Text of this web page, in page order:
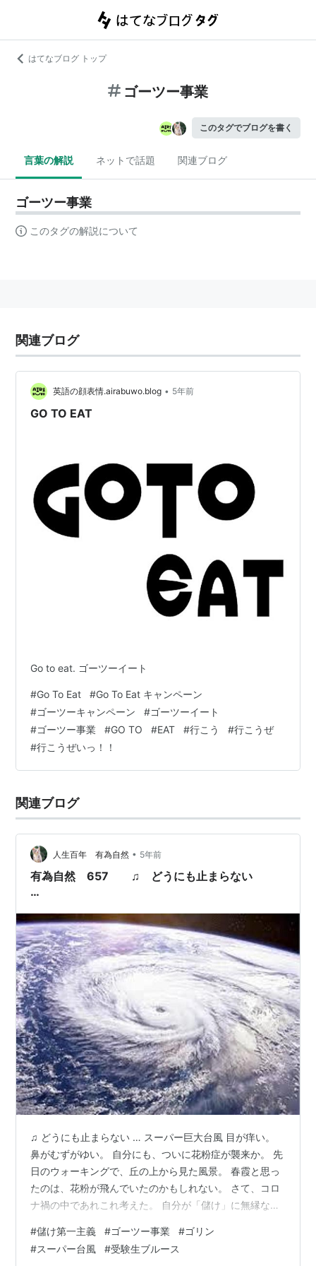
はてなブログ トップ
ゴーツー事業
このタグでブログを書く
言葉の解説 ネットで話題 関連ブログ
ゴーツー事業
このタグの解説について
関連ブログ
英語の顔表情.airabuwo.blog • 5年前
GO TO EAT
Go to eat. ゴーツーイート
#Go To Eat #Go To Eat キャンペーン
#ゴーツーキャンペーン #ゴーツーイート
#ゴーツー事業 #GO TO #EAT #行こう #行こうぜ
#行こうぜいっ！！
関連ブログ
人生百年 有為自然 • 5年前
有為自然 657 ♫ どうにも止まらない
…
♫ どうにも止まらない … スーパー巨大台風 目が痒い。
鼻がむずがゆい。 自分にも、ついに花粉症が襲来か。 先
日のウォーキングで、丘の上から見た風景。 春霞と思っ
たのは、花粉が飛んでいたのかもしれない。 さて、コロ
ナ禍の中であれこれ考えた。 自分が「儲け」に無縁な生
いる、大きな中心は「儲け」だ。 巨大な「儲け」を手に
入れる大企業や富裕層たち。 彼らから軍資金をもらって
#儲け第一主義 #ゴーツー事業 #ゴリン
#スーパー台風 #受験生ブルース